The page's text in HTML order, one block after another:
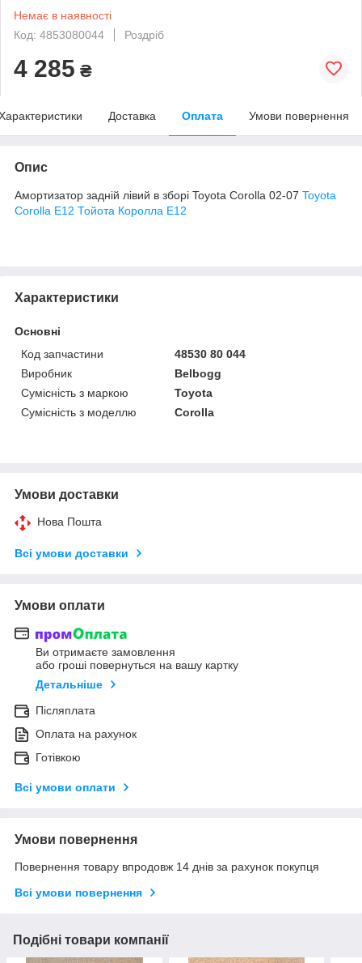
Немає в наявності
Код: 4853080044
Роздріб
4 285 ₴
Доставка Оплата Умови повернення
Опис
Амортизатор задній лівий в зборі Toyota Corolla 02-07 Toyota
Corolla E12 Тойота Королла Е12
Характеристики
Основні
Код запчастини
48530 80 044
Виробник
Belbogg
Сумісність з маркою
Toyota
Сумісність з моделлю
Corolla
Умови доставки
Нова Пошта
Всі умови доставки
Умови оплати
Ви отримаєте замовлення
або гроші повернуться на вашу картку
Детальніше
Післяплата
Оплата на рахунок
Готівкою
Всі умови оплати
Умови повернення
Повернення товару впродовж 14 днів за рахунок покупця
Всі умови повернення
Подібні товари компанії